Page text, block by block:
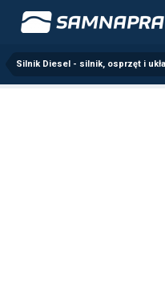
Silnik Diesel - silnik, osprzęt i